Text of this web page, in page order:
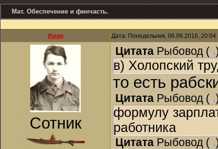
Мат. Обеспечение и финчасть.
Имир Дата: Понедельник, 06.06.2016,
Сотник
Цитата Рыбовод (
в) Холопский
то есть
Цитата Рыбовод (
формулу
работника
Цитата Рыбовод (